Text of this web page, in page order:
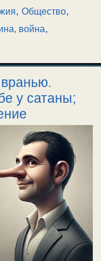
, Общество,
война,
у сатаны;